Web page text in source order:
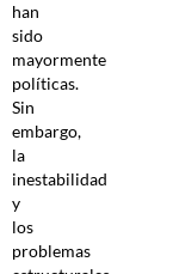
han
sido
mayormente
políticas.
Sin
embargo,
la
inestabilidad
y
los
problemas